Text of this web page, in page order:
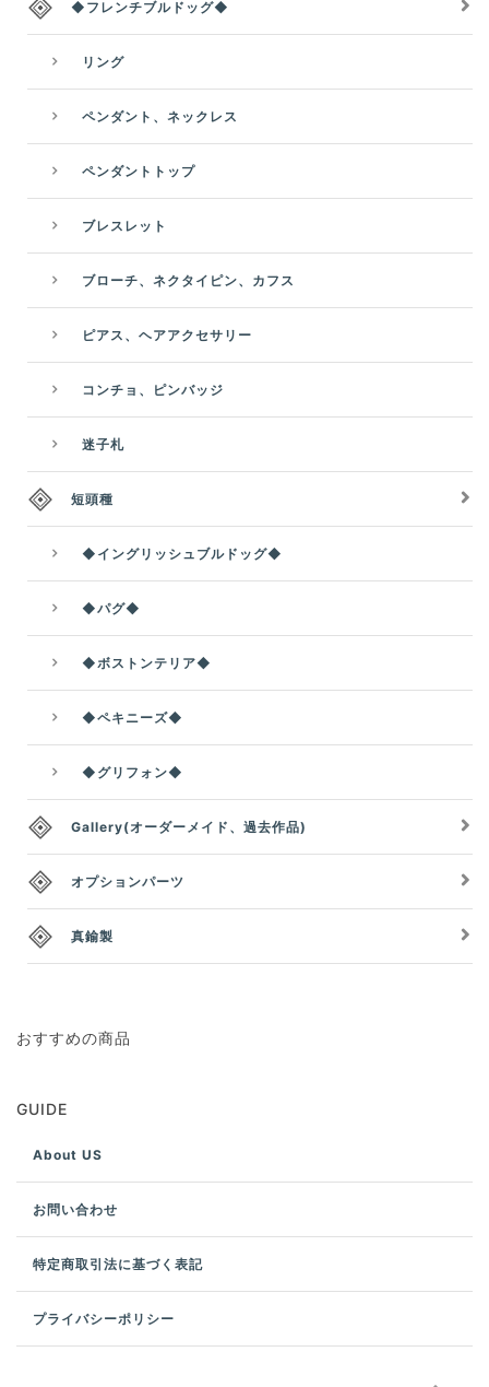
◆フレンチブルドッグ◆
リング
ペンダント、ネックレス
ペンダントトップ
ブレスレット
ブローチ、ネクタイピン、カフス
ピアス、ヘアアクセサリー
コンチョ、ピンバッジ
迷子札
短頭種
◆イングリッシュブルドッグ◆
◆パグ◆
◆ボストンテリア◆
◆ペキニーズ◆
◆グリフォン◆
Gallery(オーダーメイド、過去作品)
オプションパーツ
真鍮製
おすすめの商品
GUIDE
About US
お問い合わせ
特定商取引法に基づく表記
プライバシーポリシー